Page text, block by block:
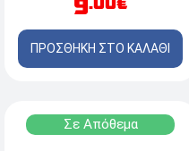
9
ΠΡΟΣΘΗΚΗ ΣΤΟ ΚΑΛΑΘΙ
Σε Απόθεμα